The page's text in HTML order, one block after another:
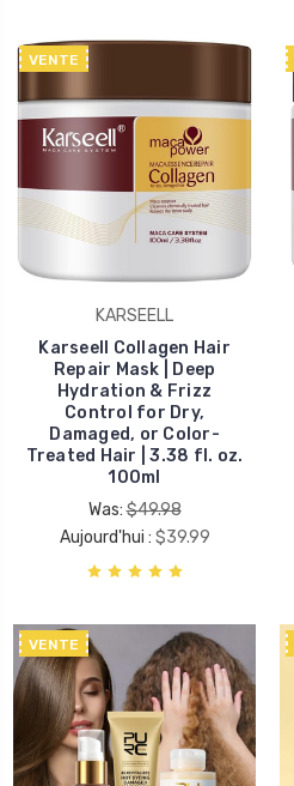
VENTE
KARSEELL
Karseell Collagen Hair
Repair Mask | Deep
Hydration & Frizz
Control for Dry,
Damaged, or Color-
Treated Hair | 3.38 fl. oz.
100ml
Was:$49.98
Aujourd'hui : $39.99
VENTE